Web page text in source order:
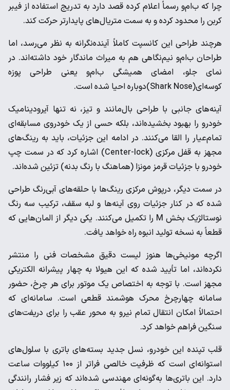
چرا که ب‌ام‌و رسماً اعلام کرده قصد دارد به تدریج استفاده از فیبر
کربن را محدود کرده و به سمت متریال‌های پایدارتر حرکت کند.
هرچند طراحی این کانسپت کاملاً آینده‌نگرانه به نظر می‌رسد، اما
طراحان ب‌ام‌و نیم‌نگاهی هم به میراث ماندگار خود داشته‌اند. در
نمای جلو، امضای همیشگی ب‌ام‌و یعنی طراحی پوزه
کوسه‌ای(Shark Nose)دوباره احیا شده است.
آینه‌های جانبی با طراحی بال‌مانند و تیز، نه تنها آیرودینامیک
خودرو را بهبود بخشیده‌اند، بلکه حسی از یک خودروی مسابقه‌ای
تمام‌عیار را القا می‌کنند. در ادامه این جزئیات، باید به رینگ‌های
مجهز به قفل مرکزی (Center-lock) اشاره کرد که در سمت چپ
خودرو با جزئیات قرمز مونزا (هماهنگ با رنگ بدنه) تزئین شده‌اند.
در سمت دیگر، درپوش مرکزی رینگ‌ها با حلقه‌های آبی‌رنگ طراحی
شده که در کنار جزئیات روی آینه‌ها و لبه سقف، ترکیب سه رنگ
نوستالژیک بخش M را تکمیل می‌کنند. یکی دیگر از المان‌هایی که
قطعاً به نسخه تولید انبوه راه خواهد یافت.
اگرچه مونیخی‌ها هنوز لیست دقیق مشخصات فنی را منتشر
نکرده‌اند، اما تأیید شده که این هیولا به چهار پیشرانه الکتریکی
مجهز است. با توجه به اختصاص یک موتور برای هر چرخ، حضور
سامانه چهارچرخ محرک هوشمند قطعی است. سامانه‌ای که
احتمالاً امکان انتقال تمام نیرو به محور عقب را برای دریفت‌های
سنگین فراهم خواهد کرد.
قلب تپنده این خودرو، نسل جدید بسته‌های باتری با سلول‌های
استوانه‌ای است که ظرفیت خالصی فراتر از ۱۰۰ کیلووات‌ ساعت
دارد. این باتری‌ها به‌گونه‌ای مهندسی شده‌اند که زیر فشار رانندگی